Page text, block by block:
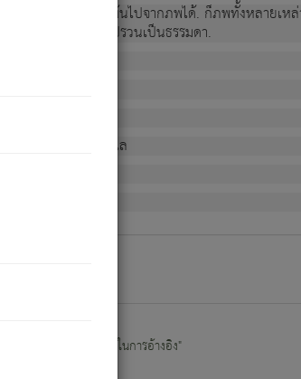
ย่อมไม่เป็นผู้หลุดพ้นไปจากภพได้. ก็ภพทั้งหลายเห
นทุกข์ มีความแปรปรวนเป็นธรรมดา.
ภวตัณหาด้วย.
นิพพาน.
ลงอีกต่อไป). ดังนี้แล
ด ก่อนนำข้อมูลไปใช้ในการอ้างอิง"